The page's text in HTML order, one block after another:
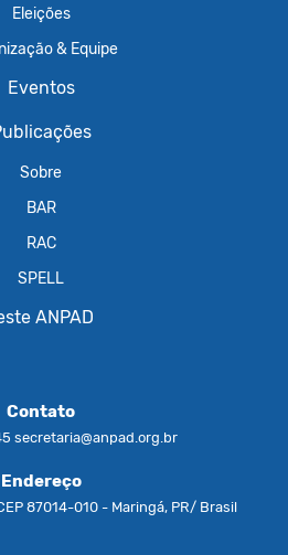
Eleições
& Equipe
Eventos
Sobre
BAR
RAC
SPELL
ANPAD
Contato
secretaria@anpad.org.br
Endereço
87014-010 - Maringá, PR/ Brasil